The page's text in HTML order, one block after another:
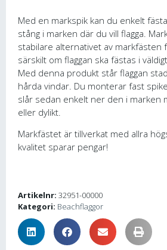
Med en markspik kan du enkelt
stång i marken där du vill flagga.
stabilare alternativet av markfästen
särskilt om flaggan ska fästas i
Med denna produkt står flaggan
hårda vindar. Du monterar fast
slår sedan enkelt ner den i marken
eller dylikt.
Markfästet är tillverkat med allra
kvalitet sparar pengar!
Artikelnr: 32951-00000
Kategori: Beachflaggor